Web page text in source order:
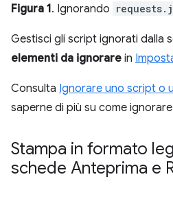
Figura 1. Ignorando
Gestisci gli script ignorati dalla
elementi da ignorare in
Consulta Ignorare uno script o
saperne di più su come
Stampa in formato
schede Anteprima e